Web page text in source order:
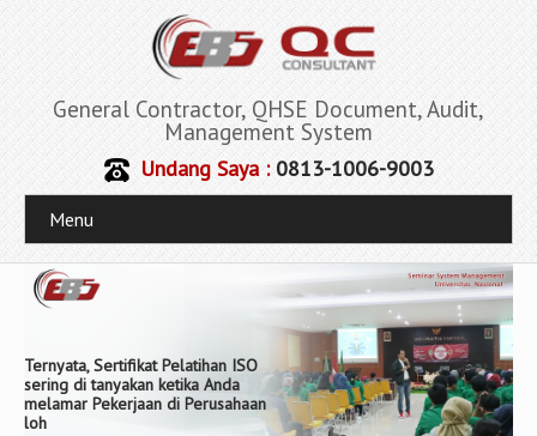
General Contractor, QHSE Document, Audit,
Management System
Undang Saya :0813-1006-9003
Menu
Ternyata, Sertifikat Pelatihan ISO
sering di tanyakan ketika Anda
melamar Pekerjaan di Perusahaan
loh